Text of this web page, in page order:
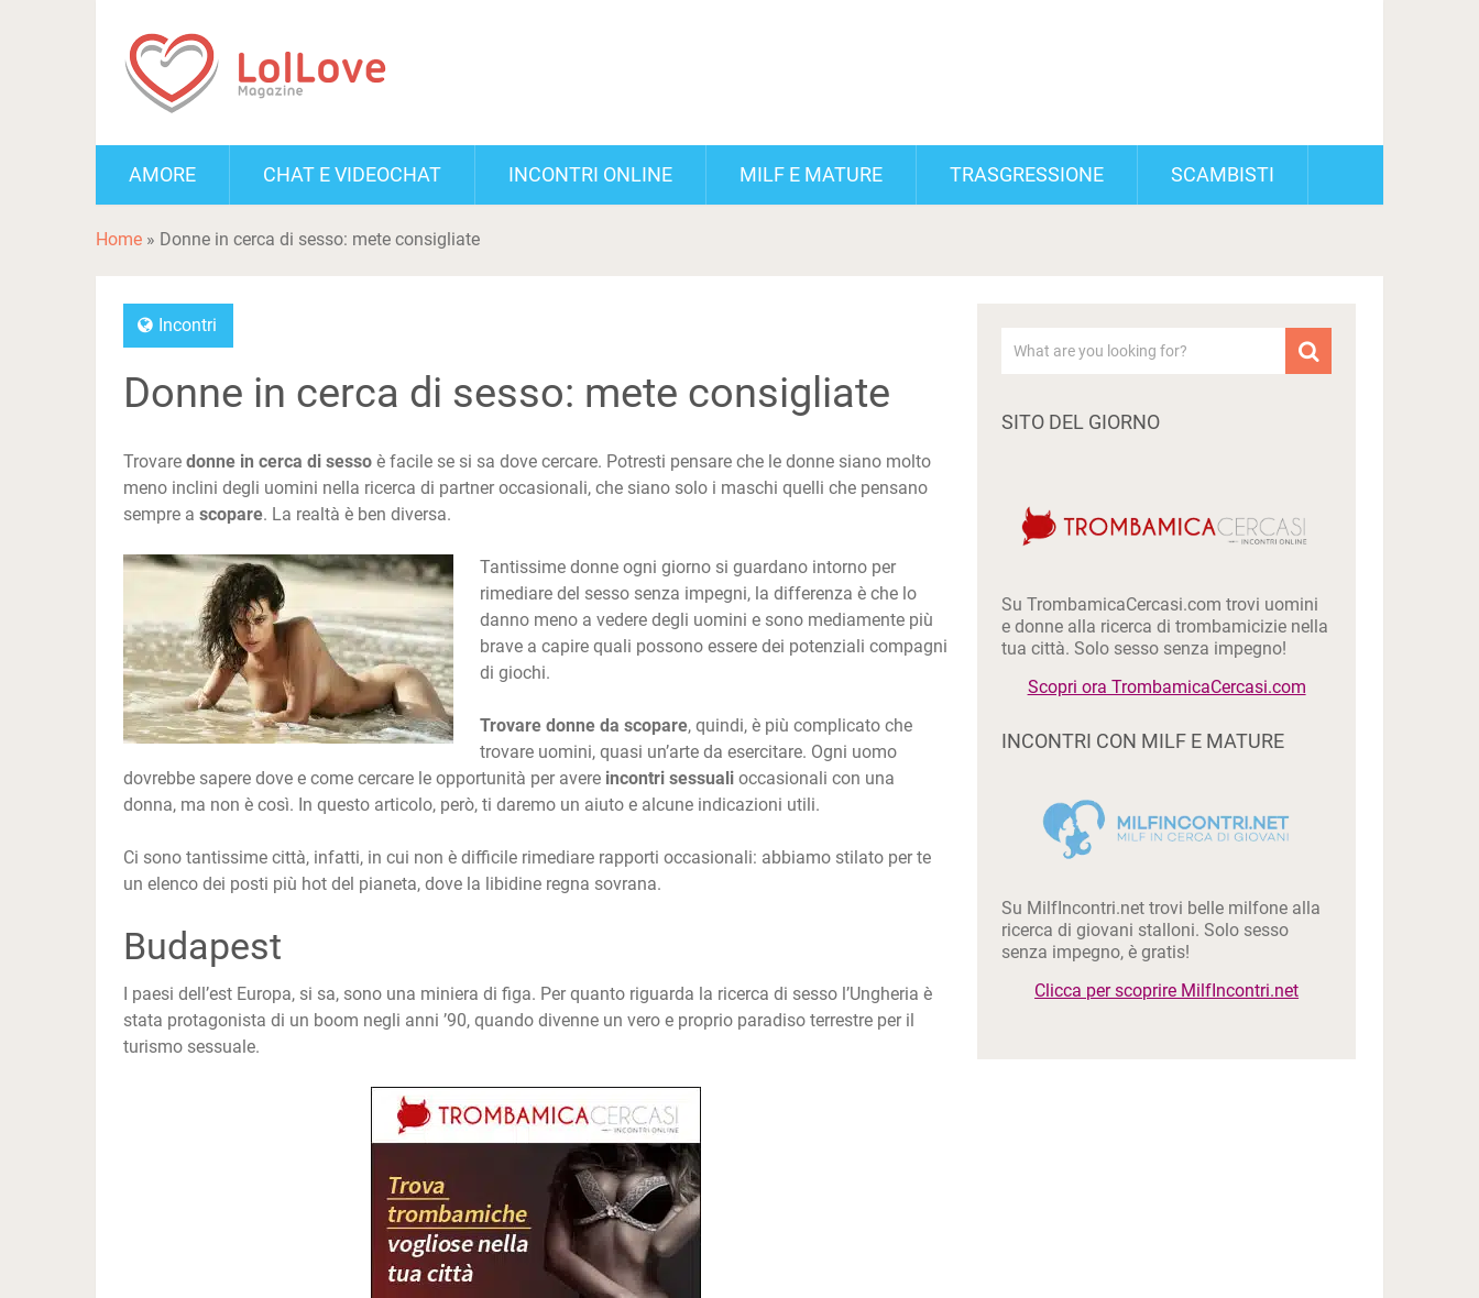
AMORE CHAT E VIDEOCHAT INCONTRI ONLINE MILF E MATURE TRASGRESSIONE SCAMBISTI
Home » Donne in cerca di sesso: mete consigliate
Incontri
Donne in cerca di sesso: mete consigliate
Trovare donne in cerca di sesso è facile se si sa dove cercare. Potresti pensare che le donne siano molto
meno inclini degli uomini nella ricerca di partner occasionali, che siano solo i maschi quelli che pensano
sempre a scopare. La realtà è ben diversa.
Tantissime donne ogni giorno si guardano intorno per
rimediare del sesso senza impegni, la differenza è che lo
danno meno a vedere degli uomini e sono mediamente più
brave a capire quali possono essere dei potenziali compagni
di giochi.
Trovare donne da scopare, quindi, è più complicato che
trovare uomini, quasi un’arte da esercitare. Ogni uomo
dovrebbe sapere dove e come cercare le opportunità per avere incontri sessuali occasionali con una
donna, ma non è così. In questo articolo, però, ti daremo un aiuto e alcune indicazioni utili.
Ci sono tantissime città, infatti, in cui non è difficile rimediare rapporti occasionali: abbiamo stilato per te
un elenco dei posti più hot del pianeta, dove la libidine regna sovrana.
Budapest
I paesi dell’est Europa, si sa, sono una miniera di figa. Per quanto riguarda la ricerca di sesso l’Ungheria è
stata protagonista di un boom negli anni ’90, quando divenne un vero e proprio paradiso terrestre per il
turismo sessuale.
SITO DEL GIORNO
Su TrombamicaCercasi.com trovi uomini
e donne alla ricerca di trombamicizie nella
tua città. Solo sesso senza impegno!
Scopri ora TrombamicaCercasi.com
INCONTRI CON MILF E MATURE
Su MilfIncontri.net trovi belle milfone alla
ricerca di giovani stalloni. Solo sesso
senza impegno, è gratis!
Clicca per scoprire MilfIncontri.net